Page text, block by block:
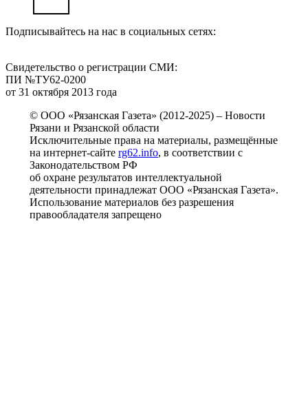
Подписывайтесь на нас в социальных сетях:
Свидетельство о регистрации СМИ:
ПИ №ТУ62-0200
от 31 октября 2013 года
© ООО «Рязанская Газета» (2012-2025) – Новости
Рязани и Рязанской области
Исключительные права на материалы, размещённые
на интернет-сайте rg62.info, в соответствии с
Законодательством РФ
об охране результатов интеллектуальной
деятельности принадлежат ООО «Рязанская Газета».
Использование материалов без разрешения
правообладателя запрещено